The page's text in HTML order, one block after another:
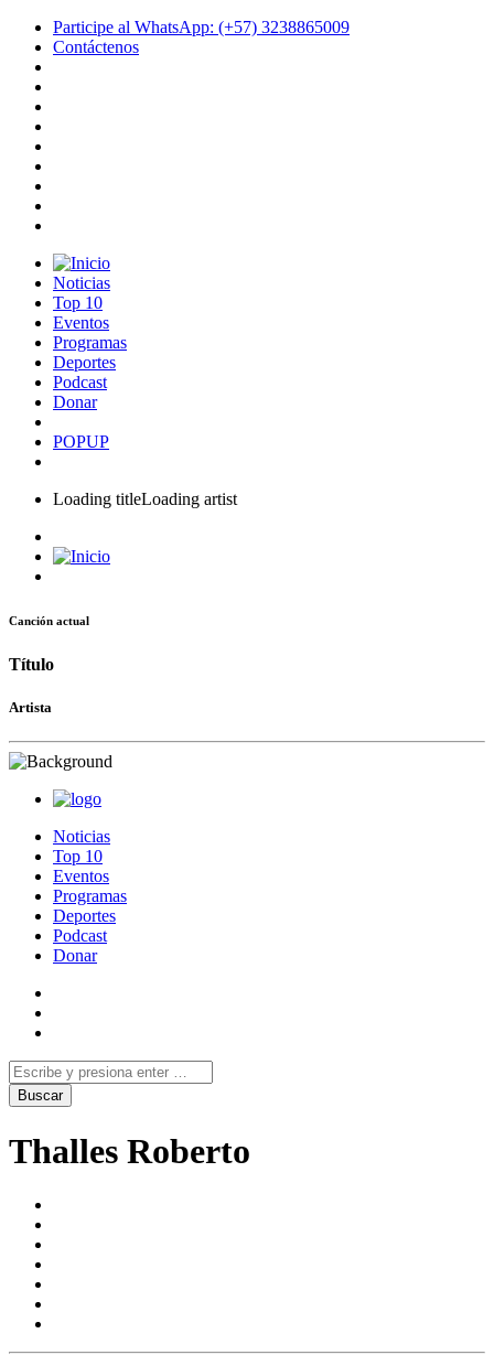
Participe al WhatsApp: (+57) 3238865009
Contáctenos
Noticias
Top 10
Eventos
Programas
Deportes
Podcast
Donar
POPUP
Loading titleLoading artist
Canción actual
Título
Artista
Noticias
Top 10
Eventos
Programas
Deportes
Podcast
Donar
Thalles Roberto